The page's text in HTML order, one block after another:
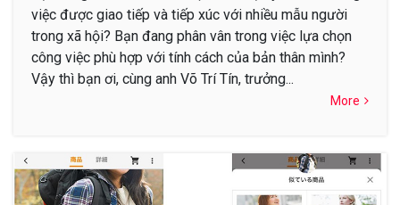
việc được giao tiếp và tiếp xúc với nhiều mẫu người
trong xã hội? Bạn đang phân vân trong việc lựa chọn
công việc phù hợp với tính cách của bản thân mình?
Vậy thì bạn ơi, cùng anh Võ Trí Tín, trưởng...
More